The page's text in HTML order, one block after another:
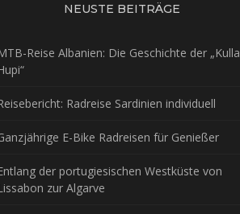
NEUSTE BEITRÄGE
Reise Albanien: Die Geschichte der „Kulla
Radreise Sardinien individuell
E-Bike Radreisen für Genießer
der portugiesischen Westküste von
zur Algarve